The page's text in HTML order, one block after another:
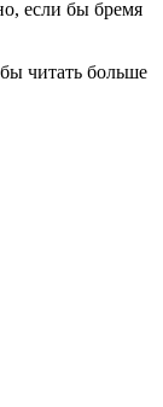
если бы бремя
читать больше